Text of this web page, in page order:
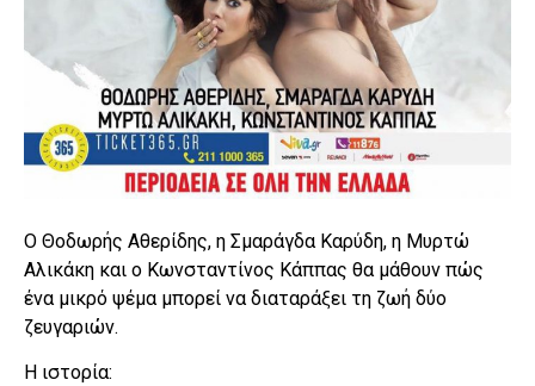
Ο Θοδωρής Αθερίδης, η Σμαράγδα Καρύδη, η Μυρτώ
Αλικάκη και o Κωνσταντίνος Κάππας θα μάθουν πώς
ένα μικρό ψέμα μπορεί να διαταράξει τη ζωή δύο
ζευγαριών.
Η ιστορία: